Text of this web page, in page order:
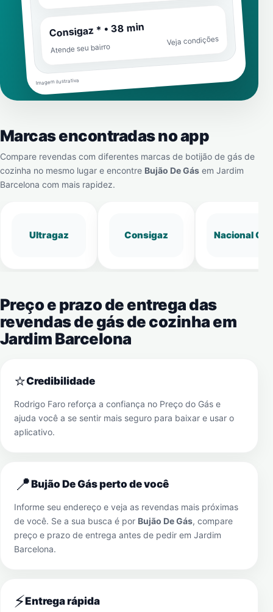
Consigaz * • 38 min
Atende seu bairro
Veja condições
Imagem ilustrativa
Marcas encontradas no app
Compare revendas com diferentes marcas de botijão de gás de
cozinha no mesmo lugar e encontre Bujão De Gás em Jardim
Barcelona com mais rapidez.
Ultragaz Consigaz Nacional Gás
Preço e prazo de entrega das
revendas de gás de cozinha em
Jardim Barcelona
⭐Credibilidade
Rodrigo Faro reforça a confiança no Preço do Gás e
ajuda você a se sentir mais seguro para baixar e usar o
aplicativo.
📍Bujão De Gás perto de você
Informe seu endereço e veja as revendas mais próximas
de você. Se a sua busca é por Bujão De Gás, compare
preço e prazo de entrega antes de pedir em Jardim
Barcelona.
⚡Entrega rápida